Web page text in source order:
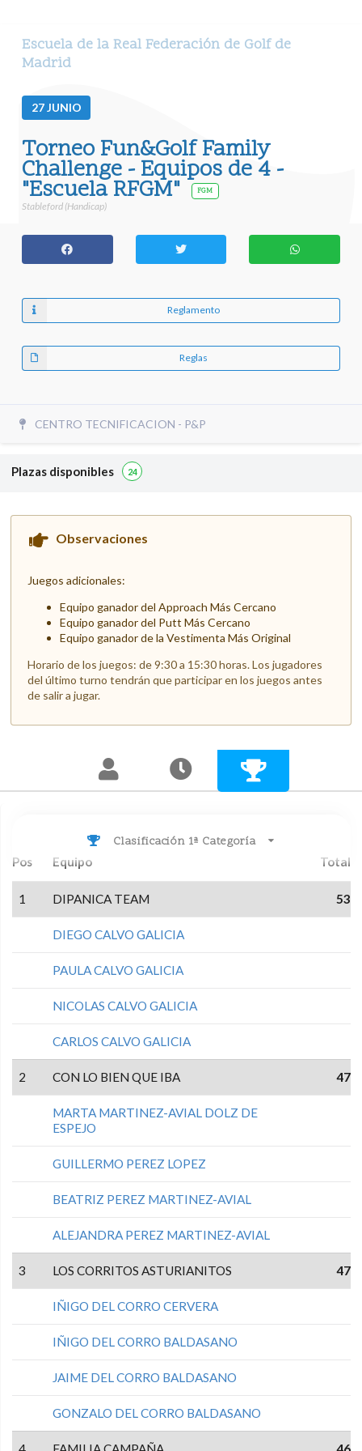
Escuela de la Real Federación de Golf de
Madrid
27JUNIO
Torneo Fun&Golf Family
Challenge - Equipos de 4 -
"Escuela RFGM" FGM
Stableford (Handicap)
Reglamento
Reglas
CENTRO TECNIFICACION - P&P
Plazas disponibles 24
Observaciones
Juegos adicionales:
Equipo ganador del Approach Más Cercano
Equipo ganador del Putt Más Cercano
Equipo ganador de la Vestimenta Más Original
Horario de los juegos: de 9:30 a 15:30 horas. Los jugadores
del último turno tendrán que participar en los juegos antes
de salir a jugar.
Clasificación 1ª Categoría
Pos Equipo Total
1 DIPANICA TEAM 53
DIEGO CALVO GALICIA
PAULA CALVO GALICIA
NICOLAS CALVO GALICIA
CARLOS CALVO GALICIA
2 CON LO BIEN QUE IBA 47
MARTA MARTINEZ-AVIAL DOLZ DE
ESPEJO
GUILLERMO PEREZ LOPEZ
BEATRIZ PEREZ MARTINEZ-AVIAL
ALEJANDRA PEREZ MARTINEZ-AVIAL
3 LOS CORRITOS ASTURIANITOS 47
IÑIGO DEL CORRO CERVERA
IÑIGO DEL CORRO BALDASANO
JAIME DEL CORRO BALDASANO
GONZALO DEL CORRO BALDASANO